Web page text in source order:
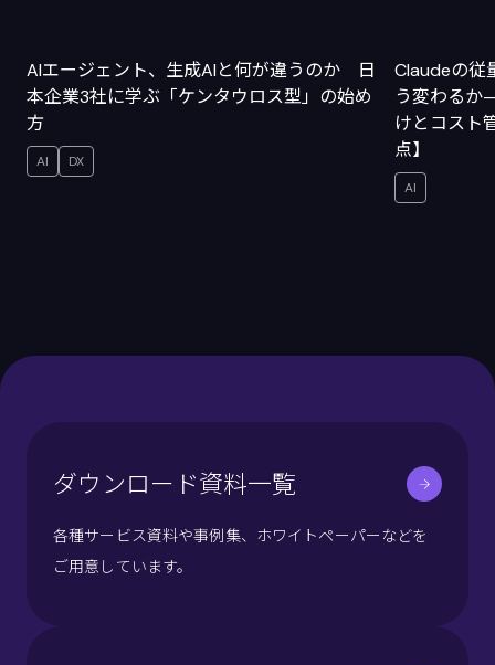
AIエージェント、生成AIと何が違うのか 日
本企業3社に学ぶ「ケンタウロス型」の始め
方
AI DX
Claudeの従
う変わるか
けとコスト
点】
AI
ダウンロード資料一覧
各種サービス資料や事例集、ホワイトペーパーなどを
ご用意しています。